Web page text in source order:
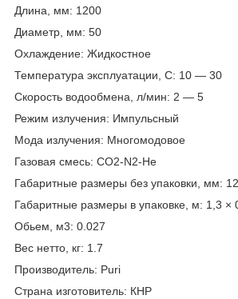
Длина, мм: 1200
Диаметр, мм: 50
Охлаждение: Жидкостное
Температура эксплуатации, С: 10 — 30
Скорость водообмена, л/мин: 2 — 5
Режим излучения: Импульсный
Мода излучения: Многомодовое
Газовая смесь: СO2-N2-He
Габаритные размеры без упаковки, мм:
Габаритные размеры в упаковке, м: 1,3 ×
Обьем, м3: 0.027
Вес нетто, кг: 1.7
Производитель: Puri
Страна изготовитель: КНР